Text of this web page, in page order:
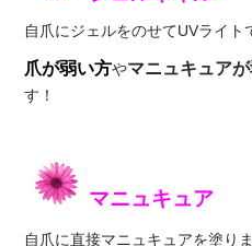
自爪にジェルをのせてUVライト
爪が弱い方やマニュキュア
す！
マニュキュア
自爪に直接マニュキュアを塗り